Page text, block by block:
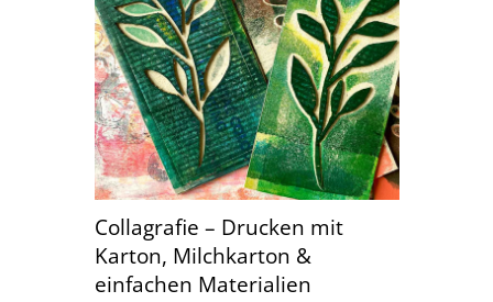
Collagrafie – Drucken mit
Karton, Milchkarton &
einfachen Materialien